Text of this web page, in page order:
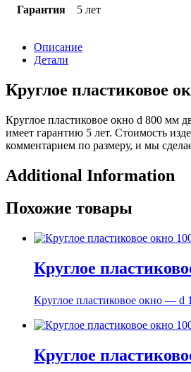
Гарантия 5 лет
Описание
Детали
Круглое пластиковое
Круглое пластиковое окно d 800 мм
имеет гарантию 5 лет. Стоимость
комментарием по размеру, и мы
Additional Information
Похожие товары
Круглое
Круглое пластиковое окно —
Круглое